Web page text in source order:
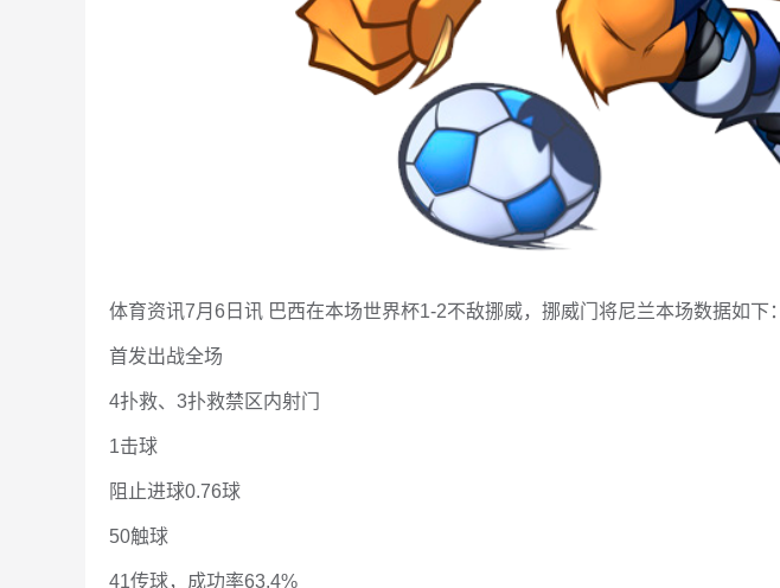
体育资讯7月6日讯 巴西在本场世界杯1-2不敌挪威，挪威门将尼兰本场数据如下：
首发出战全场
4扑救、3扑救禁区内射门
1击球
阻止进球0.76球
50触球
41传球，成功率63.4%